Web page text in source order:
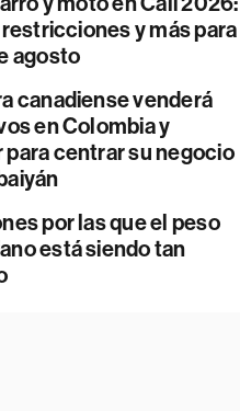
y más para
agosto
canadiense venderá
en Colombia y
para centrar su negocio
por las que el peso
está siendo tan